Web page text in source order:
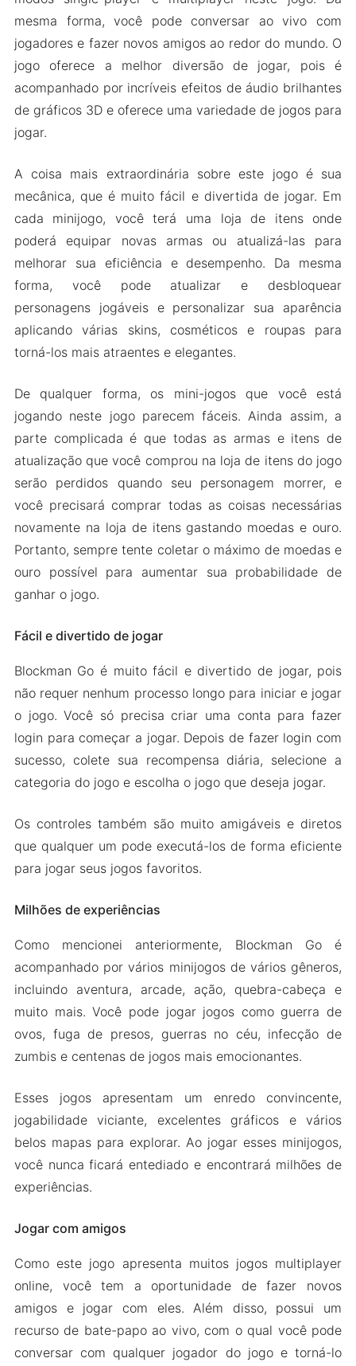
Recursos do Mod
Baixe Blockman Go MOD Apk para Android
2024
mesma forma, você pode conversar ao vivo com
jogadores e fazer novos amigos ao redor do mundo. O
jogo oferece a melhor diversão de jogar, pois é
acompanhado por incríveis efeitos de áudio brilhantes
de gráficos 3D e oferece uma variedade de jogos para
jogar.
A coisa mais extraordinária sobre este jogo é sua
mecânica, que é muito fácil e divertida de jogar. Em
cada minijogo, você terá uma loja de itens onde
poderá equipar novas armas ou atualizá-las para
melhorar sua eficiência e desempenho. Da mesma
forma, você pode atualizar e desbloquear
personagens jogáveis ​​e personalizar sua aparência
aplicando várias skins, cosméticos e roupas para
torná-los mais atraentes e elegantes.
De qualquer forma, os mini-jogos que você está
jogando neste jogo parecem fáceis. Ainda assim, a
parte complicada é que todas as armas e itens de
atualização que você comprou na loja de itens do jogo
serão perdidos quando seu personagem morrer, e
você precisará comprar todas as coisas necessárias
novamente na loja de itens gastando moedas e ouro.
Portanto, sempre tente coletar o máximo de moedas e
ouro possível para aumentar sua probabilidade de
ganhar o jogo.
Fácil e divertido de jogar
Blockman Go é muito fácil e divertido de jogar, pois
não requer nenhum processo longo para iniciar e jogar
o jogo. Você só precisa criar uma conta para fazer
login para começar a jogar. Depois de fazer login com
sucesso, colete sua recompensa diária, selecione a
categoria do jogo e escolha o jogo que deseja jogar.
Os controles também são muito amigáveis ​​e diretos
que qualquer um pode executá-los de forma eficiente
para jogar seus jogos favoritos.
Milhões de experiências
Como mencionei anteriormente, Blockman Go é
acompanhado por vários minijogos de vários gêneros,
incluindo aventura, arcade, ação, quebra-cabeça e
muito mais. Você pode jogar jogos como guerra de
ovos, fuga de presos, guerras no céu, infecção de
zumbis e centenas de jogos mais emocionantes.
Esses jogos apresentam um enredo convincente,
jogabilidade viciante, excelentes gráficos e vários
belos mapas para explorar. Ao jogar esses minijogos,
você nunca ficará entediado e encontrará milhões de
experiências.
Jogar com amigos
Como este jogo apresenta muitos jogos multiplayer
online, você tem a oportunidade de fazer novos
amigos e jogar com eles. Além disso, possui um
recurso de bate-papo ao vivo, com o qual você pode
conversar com qualquer jogador do jogo e torná-lo